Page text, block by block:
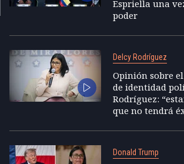
Espriella una
poder
Delcy Rodríguez
Opinión sobre
de identidad
Rodríguez:
que no tendrá
Donald Trump